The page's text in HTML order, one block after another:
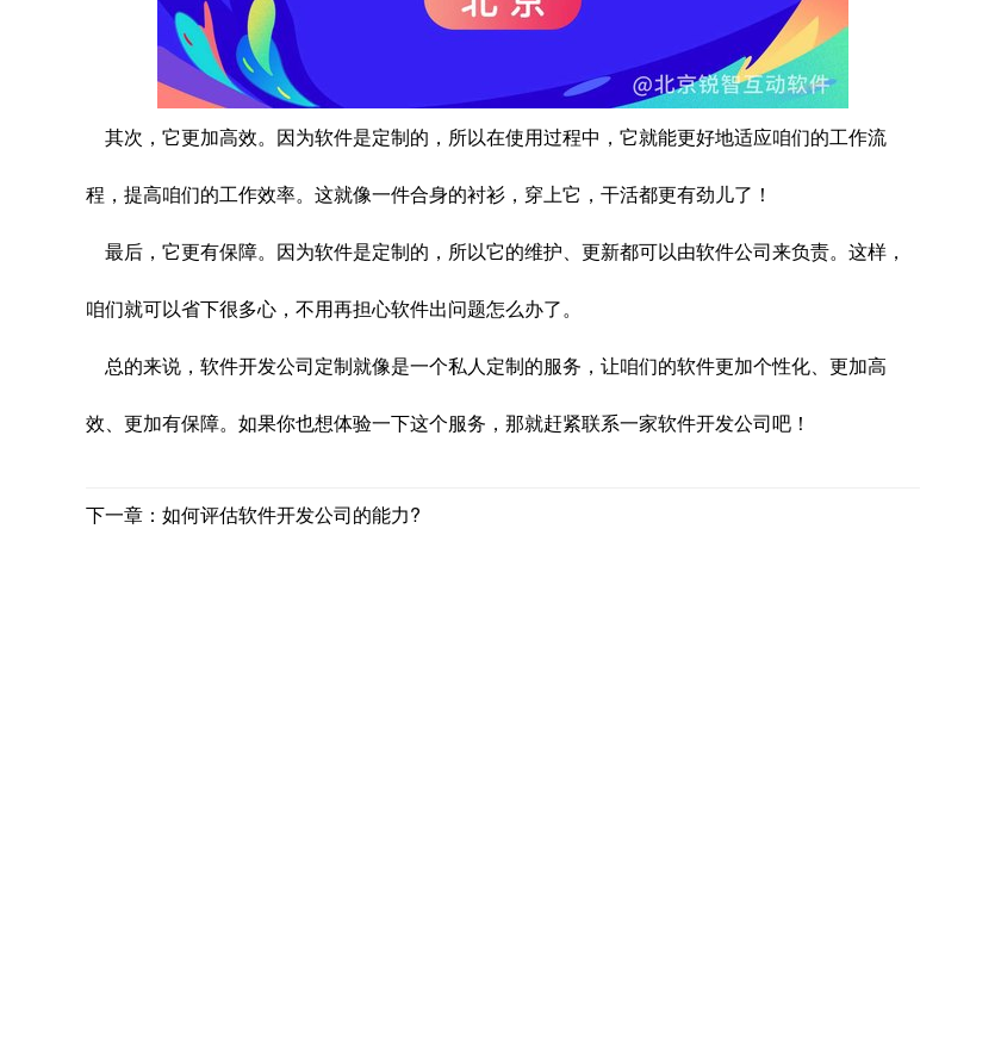
其次，它更加高效。因为软件是定制的，所以在使用过程中，它就能更好地适应咱们的工作流
程，提高咱们的工作效率。这就像一件合身的衬衫，穿上它，干活都更有劲儿了！
最后，它更有保障。因为软件是定制的，所以它的维护、更新都可以由软件公司来负责。这样，
咱们就可以省下很多心，不用再担心软件出问题怎么办了。
总的来说，软件开发公司定制就像是一个私人定制的服务，让咱们的软件更加个性化、更加高
效、更加有保障。如果你也想体验一下这个服务，那就赶紧联系一家软件开发公司吧！
下一章：如何评估软件开发公司的能力?